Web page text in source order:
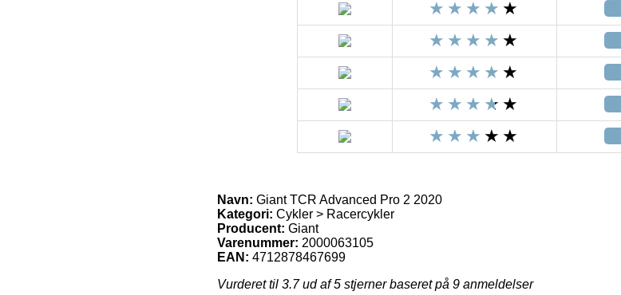
Navn: Giant TCR Advanced Pro 2 2020
Kategori: Cykler > Racercykler
Producent: Giant
Varenummer: 2000063105
EAN: 4712878467699
Vurderet til 3.7ud af 5 stjerner baseret på 9 anmeldelser